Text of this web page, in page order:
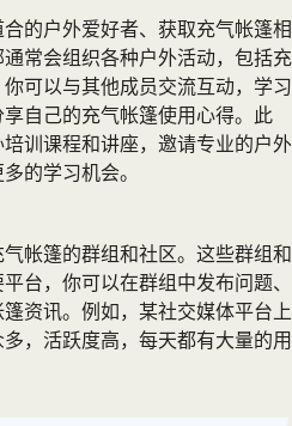
的户外爱好者、获取充气帐篷相
常会组织各种户外活动，包括充
可以与其他成员交流互动，学习
自己的充气帐篷使用心得。此
训课程和讲座，邀请专业的户外
的学习机会。
帐篷的群组和社区。这些群组和
台，你可以在群组中发布问题、
资讯。例如，某社交媒体平台上
，活跃度高，每天都有大量的用